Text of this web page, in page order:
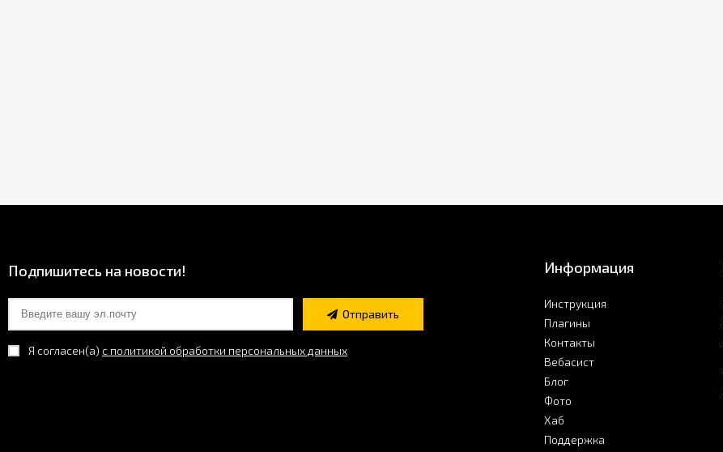
Подпишитесь на новости!
Отправить
Я согласен(a) с политикой обработки персональных данных
Информация
Инструкция
Плагины
Контакты
Вебасист
Блог
Фото
Хаб
Поддержка